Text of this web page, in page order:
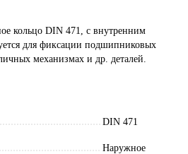
кольцо DIN 471, с внутренним
для фиксации подшипниковых
механизмах и др. деталей.
DIN 471
Наружное